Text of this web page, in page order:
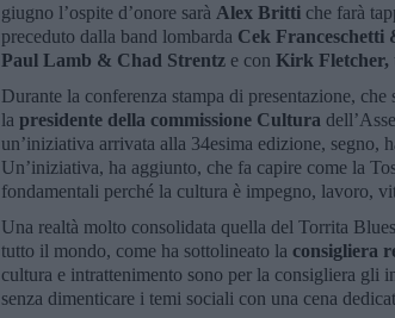
giugno l’ospite d’onore sarà Alex Britti che farà
preceduto dalla band lombarda Cek Franceschetti
Paul Lamb & Chad Strentz e con Kirk Fletcher,
Durante la conferenza stampa di presentazione,
la presidente della commissione Cultura
un’iniziativa arrivata alla 34esima edizione,
Un’iniziativa, ha aggiunto, che fa capire come la
fondamentali perché la cultura è impegno, lavoro,
Una realtà molto consolidata quella del Torrita
tutto il mondo, come ha sottolineato la consigliera
cultura e intrattenimento sono per la consigliera gli
senza dimenticare i temi sociali con una cena